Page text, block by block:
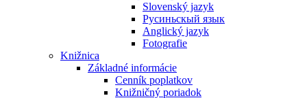
Slovenský jazyk
Русиньскый язык
Anglický jazyk
Fotografie
Knižnica
Základné informácie
Cenník poplatkov
Knižničný poriadok